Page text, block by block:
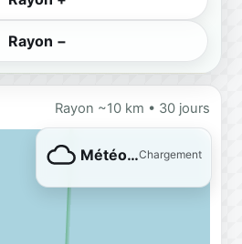
Rayon −
Rayon ~10 km • 30 jours
Météo…Chargement